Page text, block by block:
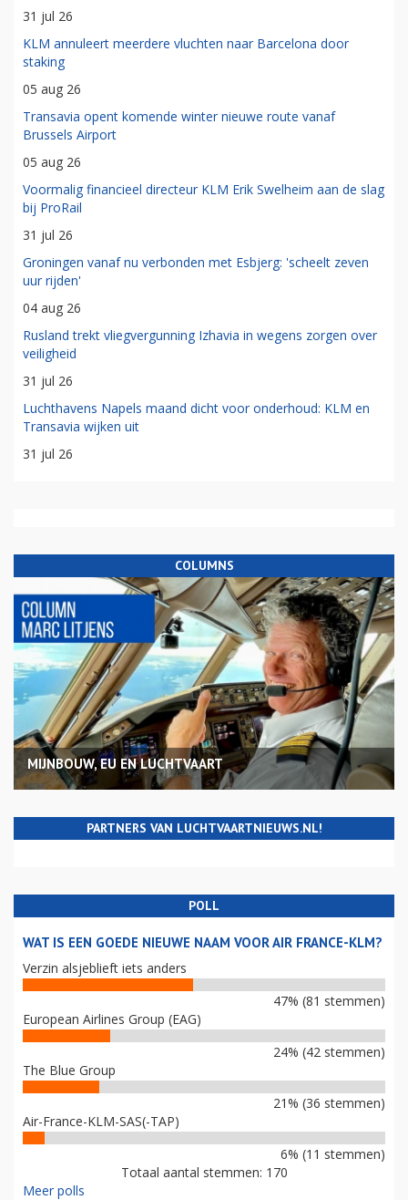
31 jul 26
KLM annuleert meerdere vluchten naar Barcelona door
staking
05 aug 26
Transavia opent komende winter nieuwe route vanaf
Brussels Airport
05 aug 26
Voormalig financieel directeur KLM Erik Swelheim aan de slag
bij ProRail
31 jul 26
Groningen vanaf nu verbonden met Esbjerg: 'scheelt zeven
uur rijden'
04 aug 26
Rusland trekt vliegvergunning Izhavia in wegens zorgen over
veiligheid
31 jul 26
Luchthavens Napels maand dicht voor onderhoud: KLM en
Transavia wijken uit
31 jul 26
COLUMNS
MIJNBOUW, EU EN LUCHTVAART
PARTNERS VAN LUCHTVAARTNIEUWS.NL!
POLL
WAT IS EEN GOEDE NIEUWE NAAM VOOR AIR FRANCE-KLM?
Verzin alsjeblieft iets anders
47% (81 stemmen)
European Airlines Group (EAG)
24% (42 stemmen)
The Blue Group
21% (36 stemmen)
Air-France-KLM-SAS(-TAP)
6% (11 stemmen)
Totaal aantal stemmen: 170
Meer polls